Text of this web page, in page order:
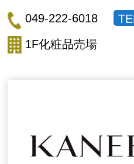
049-222-6018
1F化粧品売場